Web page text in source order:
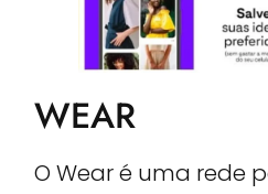
WEAR
O Wear é uma rede